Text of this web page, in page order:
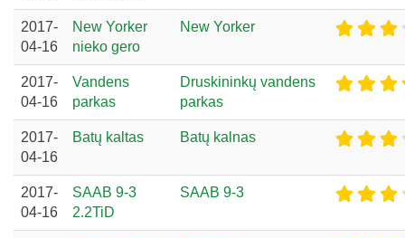
2017-
04-16
New Yorker
nieko gero
New Yorker
2017-
04-16
Vandens
parkas
Druskininkų vandens
parkas
2017-
04-16
Batų kaltas Batų kalnas
2017-
04-16
SAAB 9-3
2.2TiD
SAAB 9-3